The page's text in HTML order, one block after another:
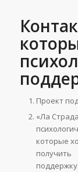
Проект
«Ла
которые
получить
поддержку.